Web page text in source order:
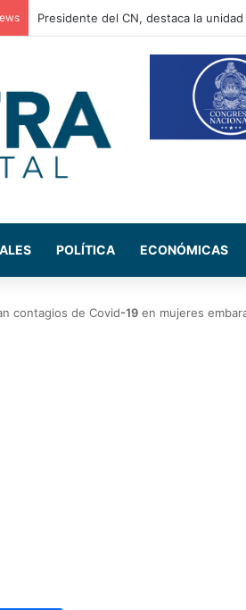
Presidente del CN, destaca la
POLÍTICA ECONÓMICAS
contagios de Covid-19 en mujeres